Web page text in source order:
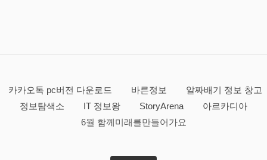
카카오톡 pc버전 다운로드 바른정보
알짜배기 정보 창고
정보탐색소
IT 정보왕 StoryArena
아르카디아
6월 함께미래를만들어가요